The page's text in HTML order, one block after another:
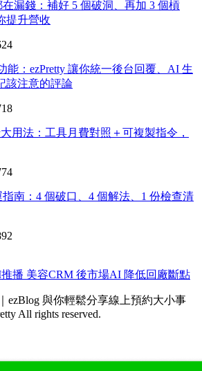
漏錢：補好 5 個破洞、再加 3 個槓
提升營收
能：ezPretty 讓你統一後台回覆、AI 生
該注意的評論
用法：工具月費對照＋可複製指令，
南：4 個破口、4 個解法、1 份檢查清
播 美容CRM 後市場AI 降低回廠斷點
All rights reserved.